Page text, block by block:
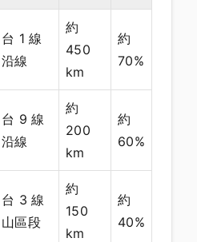
台 1 線
沿線
約
450
km
約
70%
台 9 線
沿線
約
200
km
約
60%
台 3 線
山區段
約
150
km
約
40%